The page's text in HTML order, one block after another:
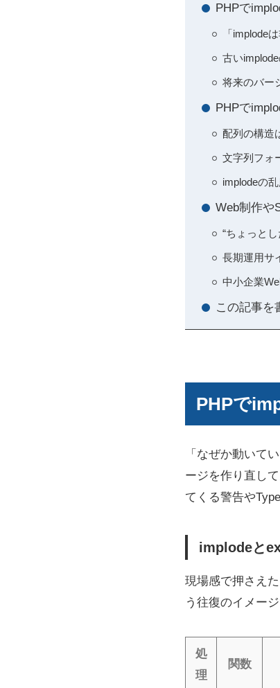
PHPで
「implode
古い
将来のバー
PHPで
配列の構造
文字列フォ
implodeの
Web制作や
“ちょっと
長期運用サ
中小企業
この記事を
PHPで
「なぜか動いて
ージを作り直し
てくる警告や
implodeと
現場感で押さえ
う往復のイメージ
処
理
関数